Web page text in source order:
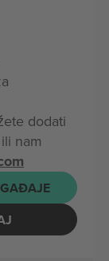
dodati
nam